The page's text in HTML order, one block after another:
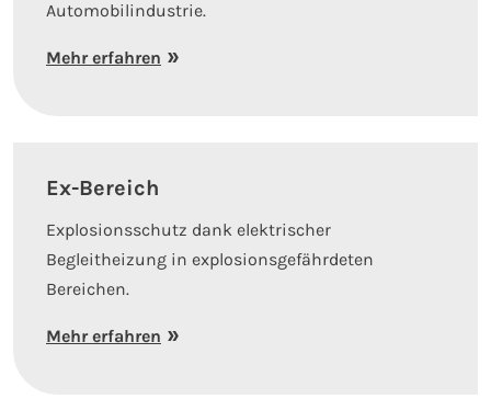
Automobilindustrie.
Mehr erfahren
Ex-Bereich
Explosionsschutz dank elektrischer
Begleitheizung in explosionsgefährdeten
Bereichen.
Mehr erfahren